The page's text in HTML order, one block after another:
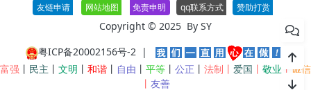
友链申请 网站地图 免责申明 qq联系方式 赞助打赏
Copyright © 2025 By SY
粤ICP备20002156号-2|
富强 丨 民主 丨 文明 丨 和谐 丨 自由 丨 平等 丨 公正 丨 法制丨 爱国 丨 敬业 丨 诚信
丨 友善